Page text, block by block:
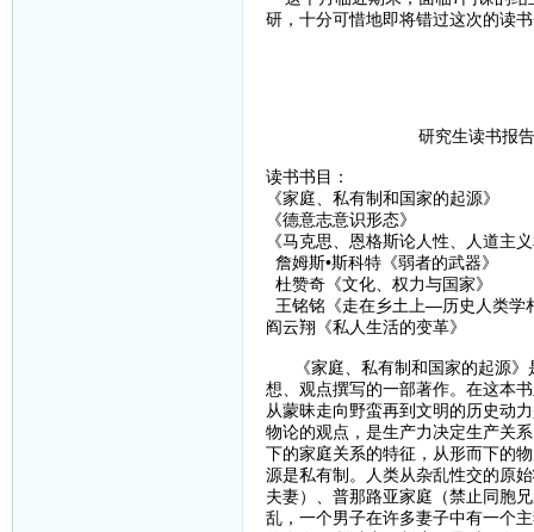
研，十分可惜地即将错过这次的读
研究生读书报告三（
读书书目：
《家庭、私有制和国家的
《德意志意识形态
《马克思、恩格斯论人性、人道
詹姆斯•斯科特《弱者的武
杜赞奇《文化、权力与国
王铭铭《走在乡土上—历史人
阎云翔《私人生活的变革》
《家庭、私有制和国家的起源》
想、观点撰写的一部著作。在这本
从蒙昧走向野蛮再到文明的历史动
物论的观点，是生产力决定生产关
下的家庭关系的特征，从形而下的
源是私有制。人类从杂乱性交的原
夫妻）、普那路亚家庭（禁止同胞
乱，一个男子在许多妻子中有一个